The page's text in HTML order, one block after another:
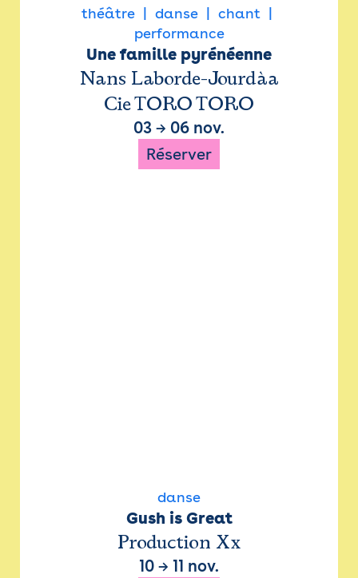
théâtre danse
chant
performance
Une famille pyrénéenne
Nans Laborde-Jourdàa
Cie TORO TORO
03 → 06 nov.
Réserver
danse
Gush is Great
Production Xx
10 → 11 nov.